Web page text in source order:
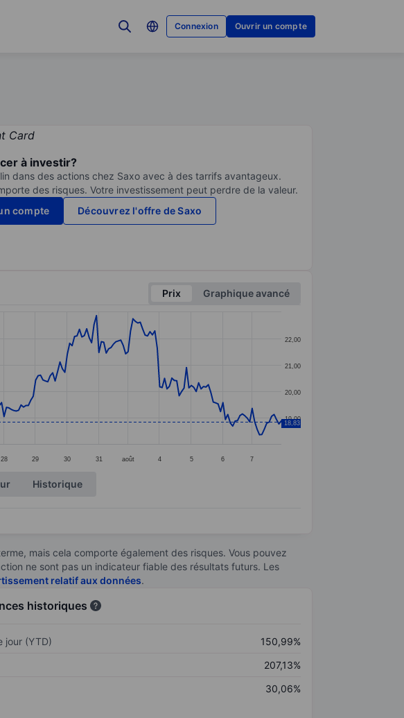
Connexion Ouvrir un compte
à investir?
dans des actions chez Saxo avec à des tarrifs avantageux.
des risques. Votre investissement peut perdre de la valeur.
compte
Découvrez l'offre de Saxo
Prix
Graphique avancé
28 29 30 31 août 4 5 6 7
19,00
20,00
21,00
22,00
18,83
Historique
mais cela comporte également des risques. Vous pouvez
ne sont pas un indicateur fiable des résultats futurs. Les
relatif aux données.
historiques
jour (YTD)
150,99%
207,13%
30,06%